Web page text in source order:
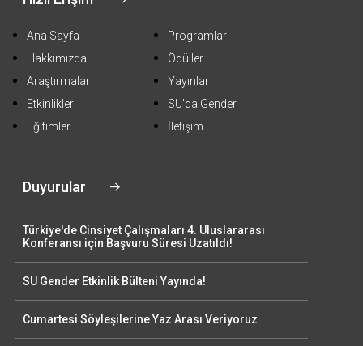
Ana Sayfa
Hakkımızda
Araştırmalar
Etkinlikler
Eğitimler
Programlar
Ödüller
Yayınlar
SU'da Gender
İletişim
Duyurular
Türkiye'de Cinsiyet Çalışmaları 4. Uluslararası
Konferansı için Başvuru Süresi Uzatıldı!
SU Gender Etkinlik Bülteni Yayında!
Cumartesi Söyleşilerine Yaz Arası Veriyoruz